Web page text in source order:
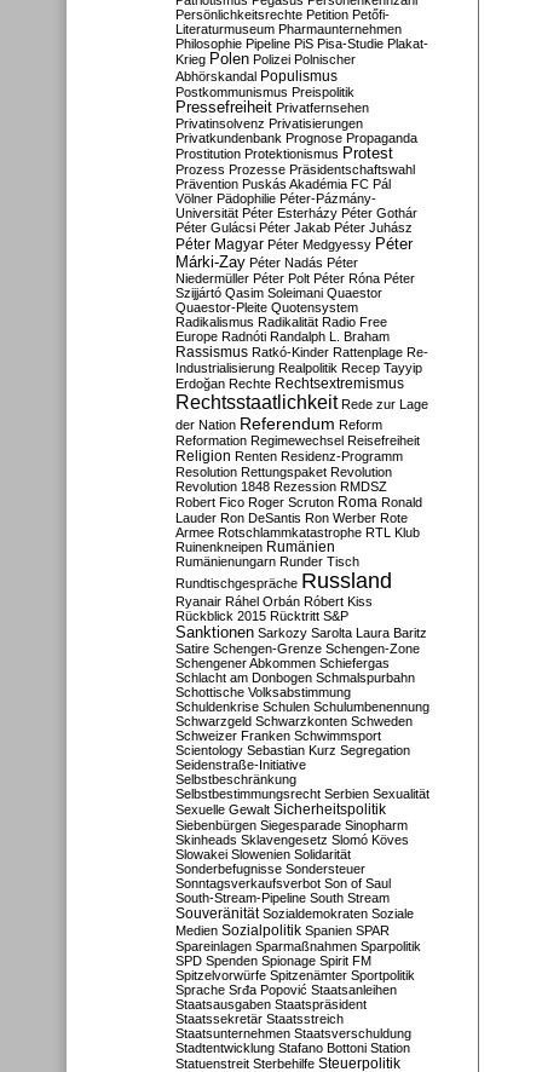
Persönlichkeitsrechte Petition Petőfi-
Literaturmuseum Pharmaunternehmen
Philosophie Pipeline PiS Pisa-Studie Plakat-
Krieg Polen Polizei Polnischer
Abhörskandal Populismus
Postkommunismus Preispolitik
Pressefreiheit Privatfernsehen
Privatinsolvenz Privatisierungen
Privatkundenbank Prognose Propaganda
Prostitution Protektionismus Protest
Prozess Prozesse Präsidentschaftswahl
Prävention Puskás Akadémia FC Pál
Völner Pädophilie Péter-Pázmány-
Universität Péter Esterházy Péter Gothár
Péter Gulácsi Péter Jakab Péter Juhász
Péter Magyar Péter Medgyessy Péter
Márki-Zay Péter Nadás Péter
Niedermüller Péter Polt Péter Róna Péter
Szijjártó Qasim Soleimani Quaestor
Quaestor-Pleite Quotensystem
Radikalismus Radikalität Radio Free
Europe Radnóti Randalph L. Braham
Rassismus Ratkó-Kinder Rattenplage Re-
Industrialisierung Realpolitik Recep Tayyip
Erdoğan Rechte Rechtsextremismus
Rechtsstaatlichkeit Rede zur Lage
der Nation Referendum Reform
Reformation Regimewechsel Reisefreiheit
Religion Renten Residenz-Programm
Resolution Rettungspaket Revolution
Revolution 1848 Rezession RMDSZ
Robert Fico Roger Scruton Roma Ronald
Lauder Ron DeSantis Ron Werber Rote
Armee Rotschlammkatastrophe RTL Klub
Ruinenkneipen Rumänien
Rumänienungarn Runder Tisch
Rundtischgespräche Russland
Ryanair Ráhel Orbán Róbert Kiss
Rückblick 2015 Rücktritt S&P
Sanktionen Sarkozy Sarolta Laura Baritz
Satire Schengen-Grenze Schengen-Zone
Schengener Abkommen Schiefergas
Schlacht am Donbogen Schmalspurbahn
Schottische Volksabstimmung
Schuldenkrise Schulen Schulumbenennung
Schwarzgeld Schwarzkonten Schweden
Schweizer Franken Schwimmsport
Scientology Sebastian Kurz Segregation
Seidenstraße-Initiative
Selbstbeschränkung
Selbstbestimmungsrecht Serbien Sexualität
Sexuelle Gewalt Sicherheitspolitik
Siebenbürgen Siegesparade Sinopharm
Skinheads Sklavengesetz Slomó Köves
Slowakei Slowenien Solidarität
Sonderbefugnisse Sondersteuer
Sonntagsverkaufsverbot Son of Saul
South-Stream-Pipeline South Stream
Souveränität Sozialdemokraten Soziale
Medien Sozialpolitik Spanien SPAR
Spareinlagen Sparmaßnahmen Sparpolitik
SPD Spenden Spionage Spirit FM
Spitzelvorwürfe Spitzenämter Sportpolitik
Sprache Srđa Popović Staatsanleihen
Staatsausgaben Staatspräsident
Staatssekretär Staatsstreich
Staatsunternehmen Staatsverschuldung
Stadtentwicklung Stafano Bottoni Station
Statuenstreit Sterbehilfe Steuerpolitik